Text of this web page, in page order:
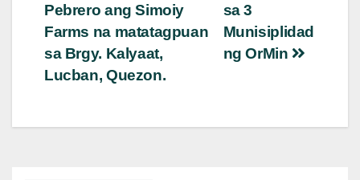
sa 3
Munisiplidad
ng OrMin
Pebrero ang Simoiy
Farms na matatagpuan
sa Brgy. Kalyaat,
Lucban, Quezon.